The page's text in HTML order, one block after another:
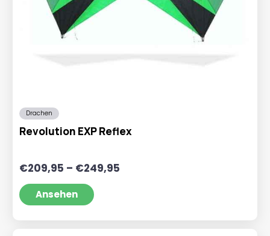
Drachen
Revolution EXP Reflex
€209,95 – €249,95Preisspanne:
Ansehen